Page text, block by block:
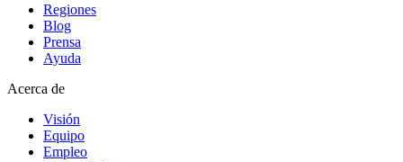
Regiones
Blog
Prensa
Ayuda
Acerca de
Visión
Equipo
Empleo